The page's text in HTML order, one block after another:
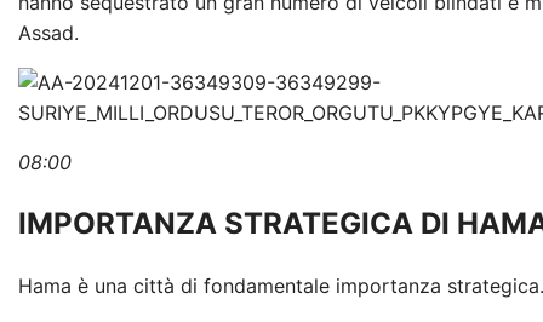
Assad.
08:00
IMPORTANZA STRATEGICA DI
Hama è una città di fondamentale importanza